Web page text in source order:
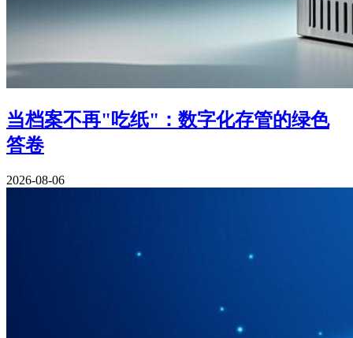
当档案不再"吃纸"：数字化存管的绿色
答卷
2026-08-06